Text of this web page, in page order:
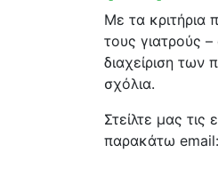
Με τα κριτήρια
τους γιατρούς
διαχείριση των
σχόλια.
Στείλτε μας
παρακάτω email: